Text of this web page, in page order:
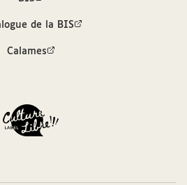
dans le catalogue
Calames
de la BIS
Calames